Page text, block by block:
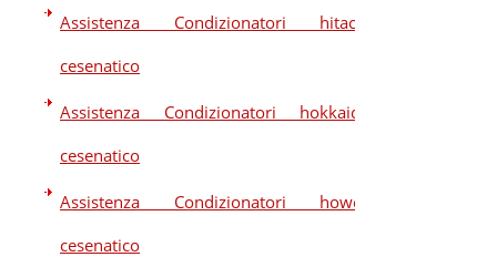
Assistenza Condizionatori hitachi
cesenatico
Assistenza Condizionatori hokkaido
cesenatico
Assistenza Condizionatori howell
cesenatico